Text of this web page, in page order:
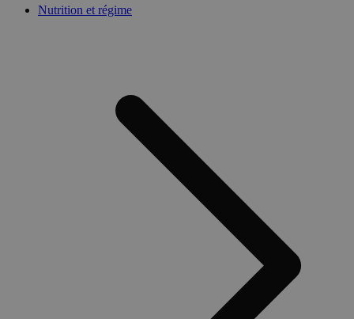
Nutrition et régime